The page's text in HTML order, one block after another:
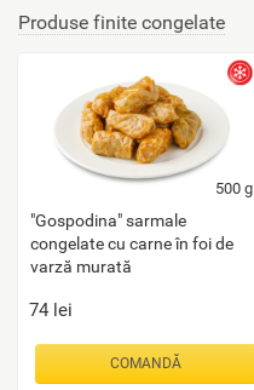
Produse finite congelate
500 g
"Gospodina" sarmale
congelate cu carne în foi de
varză murată
74 lei
COMANDĂ